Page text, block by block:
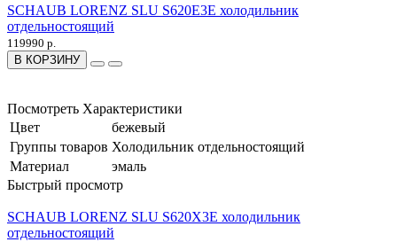
SCHAUB LORENZ SLU S620E3E холодильник
отдельностоящий
119990 р.
В КОРЗИНУ
Посмотреть Характеристики
Цвет
бежевый
Группы товаров Холодильник отдельностоящий
Материал
эмаль
Быстрый просмотр
SCHAUB LORENZ SLU S620X3E холодильник
отдельностоящий